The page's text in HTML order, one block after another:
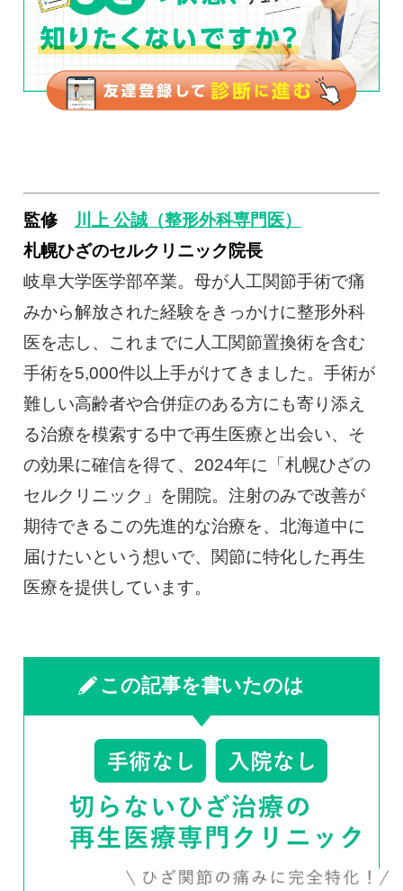
監修
川上 公誠（整形外科専門医）
札幌ひざのセルクリニック院長
岐阜大学医学部卒業。母が人工関節手術で痛
みから解放された経験をきっかけに整形外科
医を志し、これまでに人工関節置換術を含む
手術を5,000件以上手がけてきました。手術が
難しい高齢者や合併症のある方にも寄り添え
る治療を模索する中で再生医療と出会い、そ
の効果に確信を得て、2024年に「札幌ひざの
セルクリニック」を開院。注射のみで改善が
期待できるこの先進的な治療を、北海道中に
届けたいという想いで、関節に特化した再生
医療を提供しています。
この記事を書いたのは